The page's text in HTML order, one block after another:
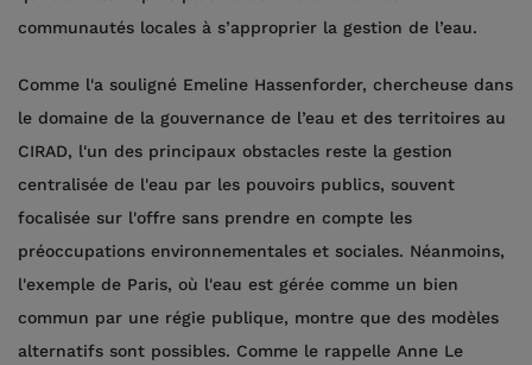
communautés locales à s’approprier la gestion de l’eau.
Comme l'a souligné Emeline Hassenforder, chercheuse dans
le domaine de la gouvernance de l’eau et des territoires au
CIRAD, l'un des principaux obstacles reste la gestion
centralisée de l'eau par les pouvoirs publics, souvent
focalisée sur l'offre sans prendre en compte les
préoccupations environnementales et sociales. Néanmoins,
l'exemple de Paris, où l'eau est gérée comme un bien
commun par une régie publique, montre que des modèles
alternatifs sont possibles. Comme le rappelle Anne Le